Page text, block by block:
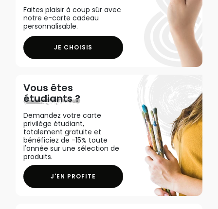
Faites plaisir à coup sûr avec
notre e-carte cadeau
personnalisable.
JE CHOISIS
Vous êtes
étudiants ?
Demandez votre carte
privilège étudiant,
totalement gratuite et
bénéficiez de -15% toute
l'année sur une sélection de
produits.
J'EN PROFITE